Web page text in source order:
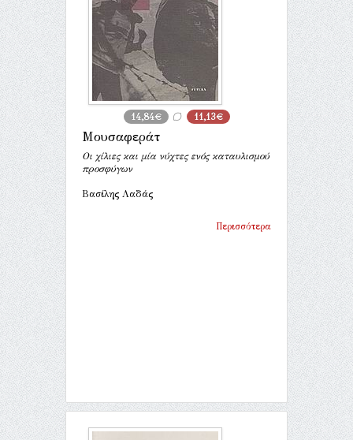
14,84€ 11,13€
Μουσαφεράτ
Οι χίλιες και μία νύχτες ενός καταυλισμού
προσφύγων
Βασίλης Λαδάς
Περισσότερα